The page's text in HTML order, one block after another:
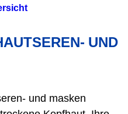
UND
und masken